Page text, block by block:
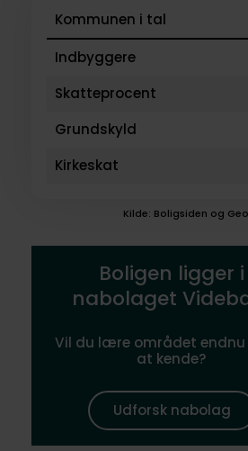
Kommunen i tal
Indbyggere
Skatteprocent
Grundskyld
Kirkeskat
Kilde: Boligsiden og
Boligen ligger i
nabolaget
Vil du lære området endnu
at kende?
Udforsk nabolag